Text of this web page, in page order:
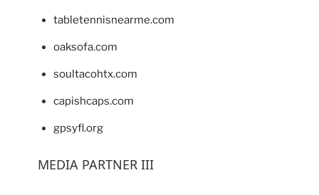
tabletennisnearme.com
oaksofa.com
soultacohtx.com
capishcaps.com
gpsyfl.org
MEDIA PARTNER III